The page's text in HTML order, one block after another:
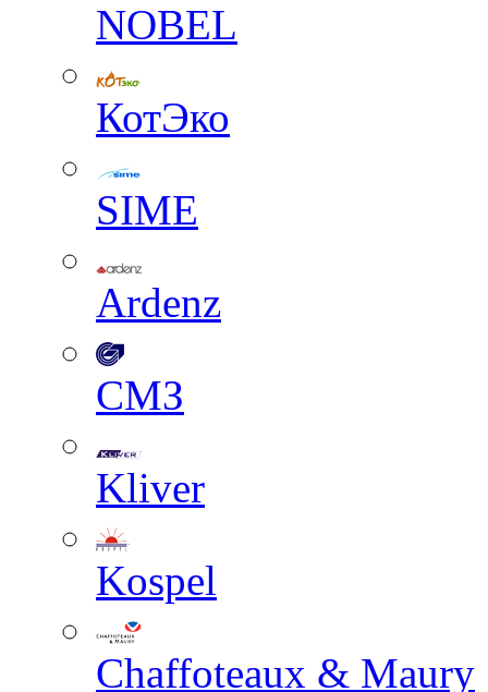
NOBEL
КотЭко
SIME
Ardenz
СМЗ
Kliver
Kospel
Chaffoteaux & Maury